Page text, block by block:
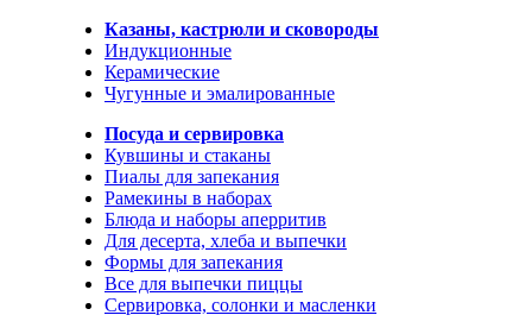
Казаны, кастрюли и сковороды
Индукционные
Керамические
Чугунные и эмалированные
Посуда и сервировка
Кувшины и стаканы
Пиалы для запекания
Рамекины в наборах
Блюда и наборы аперритив
Для десерта, хлеба и выпечки
Формы для запекания
Все для выпечки пиццы
Сервировка, солонки и масленки